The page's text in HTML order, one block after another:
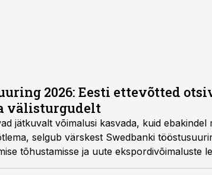
2026: Eesti ettevõtted
välisturgudelt
jätkuvalt võimalusi kasvada, kuid ebakindel
selgub värskest Swedbanki
tõhustamisse ja uute ekspordivõimaluste